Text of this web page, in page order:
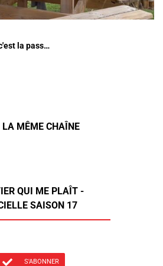
la pass…
LA MÊME CHAÎNE
QUI ME PLAÎT -
SAISON 17
S'ABONNER